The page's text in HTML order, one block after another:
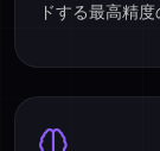
ドする最高精